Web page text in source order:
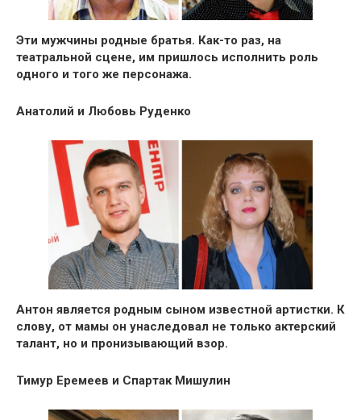
Эти мужчины родные братья. Как-то раз, на
театральной сцене, им пришлось исполнить роль
одного и того же персонажа.
Анатолий и Любовь Руденко
Антон является родным сыном известной артистки. К
слову, от мамы он унаследовал не только актерский
талант, но и пронизывающий взор.
Тимур Еремеев и Спартак Мишулин